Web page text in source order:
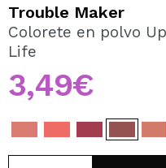
Al crear una cuenta en
tus compras
Trouble Maker
Colorete en polvo
Life
3,49€